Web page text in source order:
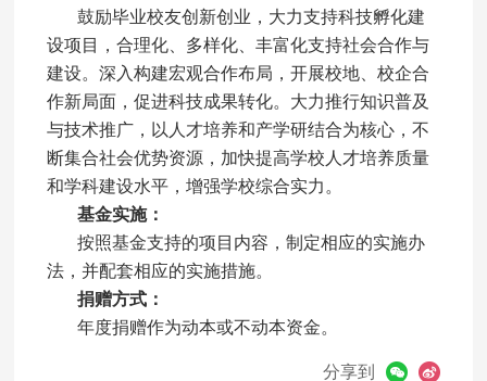
鼓励毕业校友创新创业，大力支持科技孵化建
设项目，合理化、多样化、丰富化支持社会合作与
建设。深入构建宏观合作布局，开展校地、校企合
作新局面，促进科技成果转化。大力推行知识普及
与技术推广，以人才培养和产学研结合为核心，不
断集合社会优势资源，加快提高学校人才培养质量
和学科建设水平，增强学校综合实力。
基金实施：
按照基金支持的项目内容，制定相应的实施办
法，并配套相应的实施措施。
捐赠方式：
年度捐赠作为动本或不动本资金。
分享到